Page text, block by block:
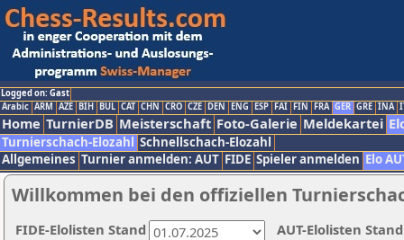
Logged on: Gast
Arabic ARM AZE BIH BUL CAT CHN CRO CZE DEN ENG ESP FAI FIN FRA GER GRE INA
Home TurnierDB Meisterschaft Foto-Galerie Meldekartei
Turnierschach-Elozahl Schnellschach-Elozahl
Allgemeines Turnier anmelden: AUT FIDE Spieler anmelden Elo
Willkommen bei den offiziellen
AUT-Elolisten
FIDE-Elolisten Stand